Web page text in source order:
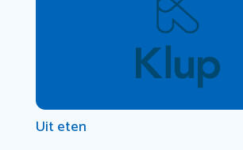
Uit eten